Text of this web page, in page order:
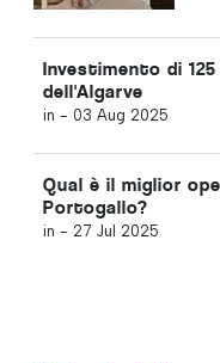
Investimento di
dell'Algarve
in - 03 Aug 2025
Qual è il miglior
Portogallo?
in - 27 Jul 2025